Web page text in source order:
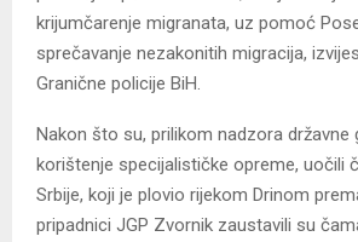
krijumčarenje migranata, uz pomoć
sprečavanje nezakonitih migracija,
Granične policije BiH.
Nakon što su, prilikom nadzora državne
korištenje specijalističke opreme, uočili
Srbije, koji je plovio rijekom Drinom
pripadnici JGP Zvornik zaustavili su